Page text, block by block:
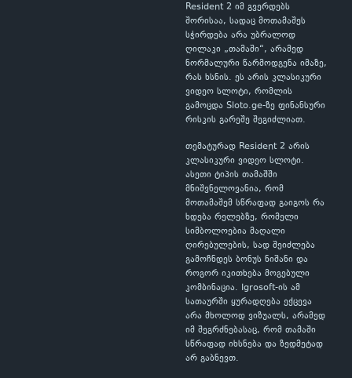
Resident 2 იმ გვერდებს
შორისაა, სადაც მოთამაშეს
სჭირდება არა უბრალოდ
ღილაკი „თამაში“, არამედ
ნორმალური წარმოდგენა იმაზე,
რას ხსნის. ეს არის კლასიკური
ვიდეო სლოტი, რომლის
გამოცდა Sloto.ge-ზე ფინანსური
რისკის გარეშე შეგიძლიათ.
თემატურად Resident 2 არის
კლასიკური ვიდეო სლოტი.
ასეთი ტიპის თამაშში
მნიშვნელოვანია, რომ
მოთამაშემ სწრაფად გაიგოს რა
ხდება რელებზე, რომელი
სიმბოლოებია მაღალი
ღირებულების, სად შეიძლება
გამოჩნდეს ბონუს ნიშანი და
როგორ იკითხება მოგებული
კომბინაცია. Igrosoft-ის ამ
სათაურში ყურადღება ექცევა
არა მხოლოდ ვიზუალს, არამედ
იმ შეგრძნებასაც, რომ თამაში
სწრაფად იხსნება და ზედმეტად
არ გაბნევთ.